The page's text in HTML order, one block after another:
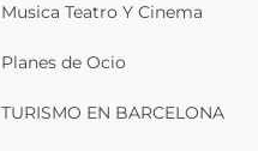
Musica Teatro Y Cinema
Planes de Ocio
TURISMO EN BARCELONA